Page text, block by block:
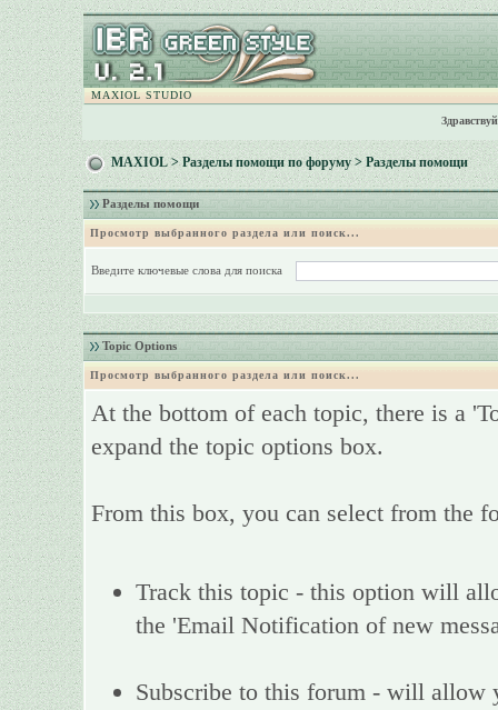
MAXIOL STUDIO
MAXIOL>Разделы помощи по форуму> Разделы помощи
Разделы помощи
Просмотр выбранного раздела или поиск...
Введите ключевые слова для поиска
Topic Options
Просмотр выбранного раздела или поиск...
At the bottom of each topic, there is a
expand the topic options box.
From this box, you can select from the
Track this topic - this option will
the 'Email Notification of new
Subscribe to this forum - will allow